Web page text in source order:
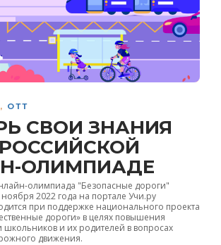
, ОТТ
СВОИ ЗНАНИЯ
ОЛИМПИАДЕ
олимпиада "Безопасные дороги"
2022 года на портале Учи.ру
при поддержке национального проекта
дороги» в целях повышения
школьников и их родителей в вопросах
движения.